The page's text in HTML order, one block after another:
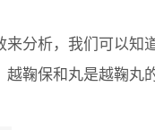
分析，我们可以知
鞠保和丸是越鞠丸